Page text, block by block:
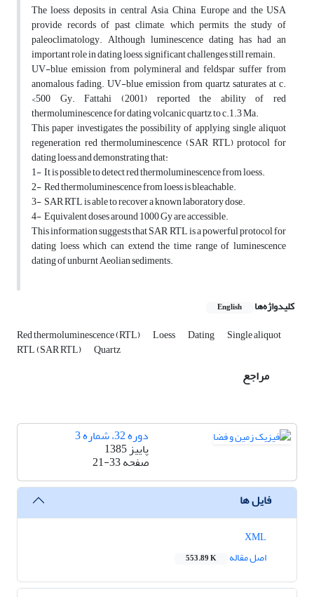
The loess deposits in central Asia, China, Europe and the USA
provide records of past climate, which permits the study of
paleoclimatology. Although luminescence dating has had an
important role in dating loess, significant challenges still remain.
UV-blue emission from polymineral and feldspar suffer from
anomalous fading. UV-blue emission from quartz saturates at c.
<500 Gy. Fattahi (2001) reported the ability of red
thermoluminescence for dating volcanic quartz to c.1.3 Ma.
This paper investigates the possibility of applying single aliquot
regeneration red thermoluminescence (SAR RTL) protocol for
dating loess and demonstrating that:
1- It is possible to detect red thermoluminescence from loess.
2- Red thermoluminescence from loess is bleachable.
3- SAR RTL is able to recover a known laboratory dose.
4- Equivalent doses around 1000 Gy are accessible.
This information suggests that SAR RTL is a powerful protocol for
dating loess which can extend the time range of luminescence
dating of unburnt Aeolian sediments.
کلیدواژه‌ها English
Red thermoluminescence (RTL) Loess Dating Single aliquot
RTL (SAR RTL) Quartz
مراجع
دوره 32، شماره 3
پاییز 1385
صفحه21-33
فایل ها
اصل مقاله
553.89 K